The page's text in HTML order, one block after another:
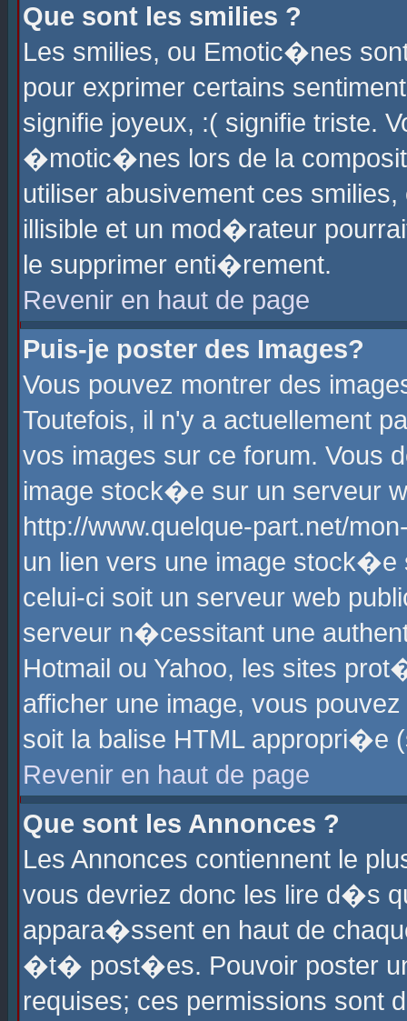
Que sont les smilies ?
Les smilies, ou Emotic�nes
pour exprimer certains
signifie joyeux, :( signifie triste.
�motic�nes lors de la
utiliser abusivement ces
illisible et un mod�rateur
le supprimer enti�rement.
Revenir en haut de page
Puis-je poster des Images?
Vous pouvez montrer des
Toutefois, il n'y a actuellement
vos images sur ce forum. Vous
image stock�e sur un serveur
http://www.quelque-part.net/
un lien vers une image
celui-ci soit un serveur web
serveur n�cessitant une
Hotmail ou Yahoo, les sites
afficher une image, vous
soit la balise HTML
Revenir en haut de page
Que sont les Annonces ?
Les Annonces contiennent le
vous devriez donc les lire d�s
appara�ssent en haut de
�t� post�es. Pouvoir poster
requises; ces permissions sont